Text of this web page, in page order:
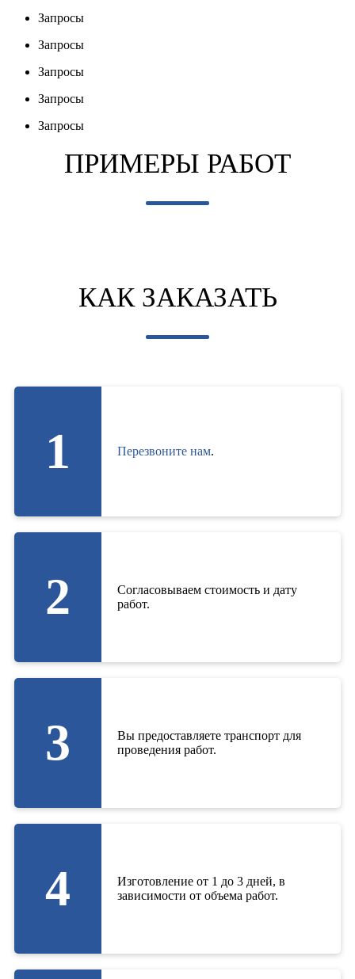
Запросы
Запросы
Запросы
Запросы
Запросы
ПРИМЕРЫ РАБОТ
КАК ЗАКАЗАТЬ
1 Перезвоните нам.
2
Согласовываем стоимость и дату
работ.
3
Вы предоставляете транспорт для
проведения работ.
4
Изготовление от 1 до 3 дней, в
зависимости от объема работ.